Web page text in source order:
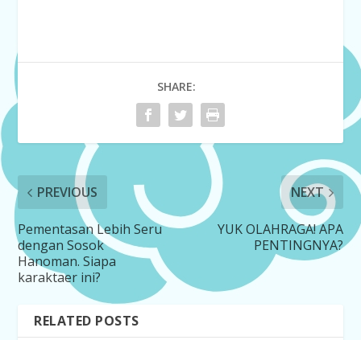
SHARE:
PREVIOUS
Pementasan Lebih Seru
dengan Sosok
Hanoman. Siapa
karaktaer ini?
NEXT
YUK OLAHRAGA! APA
PENTINGNYA?
RELATED POSTS